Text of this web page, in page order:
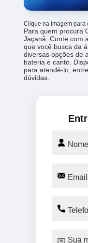
Clique na imagem para
Para quem procura
Jaçanã, Conte com
que você busca da
diversas opções de
bateria e canto.
para atendê-lo,
dúvidas.